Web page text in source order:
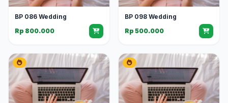
BP 086 Wedding
Rp 800.000
BP 098 Wedding
Rp 500.000